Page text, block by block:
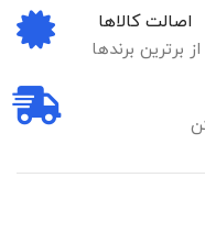
اصالت کالاها
از برترین برندها